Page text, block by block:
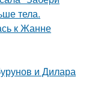
тела.
к Жанне
и Дилара